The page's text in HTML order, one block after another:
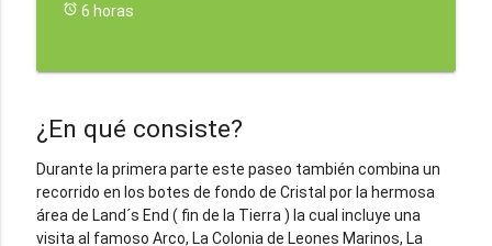
alarm 6 horas
¿En qué consiste?
Durante la primera parte este paseo también combina un
recorrido en los botes de fondo de Cristal por la hermosa
área de Land´s End ( fin de la Tierra ) la cual incluye una
visita al famoso Arco, La Colonia de Leones Marinos, La